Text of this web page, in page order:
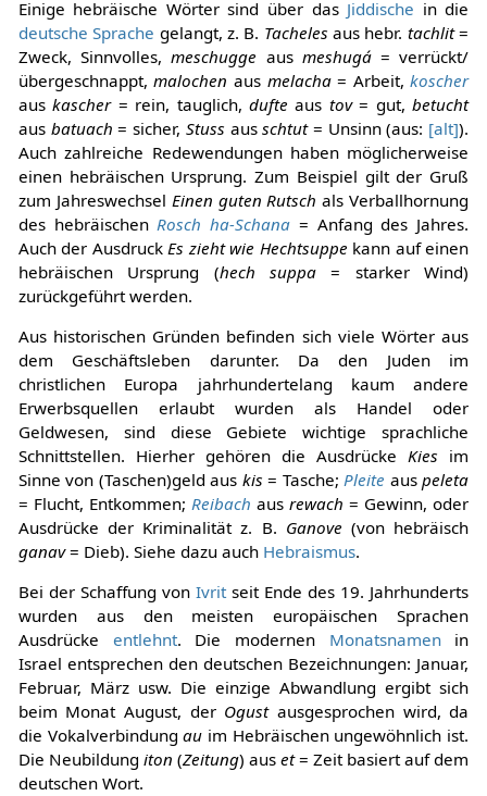
Einige hebräische Wörter sind über das Jiddische in die
deutsche Sprache gelangt, z. B. Tacheles aus hebr. tachlit=
Zweck, Sinnvolles,meschugge aus meshugá= verrückt/
übergeschnappt,malochen aus melacha= Arbeit,koscher
auskascher= rein, tauglich,dufte aus tov= gut,betucht
aus batuach = sicher, Stuss ausschtut= Unsinn (aus: [alt]).
Auch zahlreiche Redewendungen haben möglicherweise
einen hebräischen Ursprung. Zum Beispiel gilt der Gruß
zum Jahreswechsel Einen guten Rutsch als Verballhornung
des hebräischen Rosch ha-Schana = Anfang des Jahres.
Auch der Ausdruck Es zieht wie Hechtsuppe kann auf einen
hebräischen Ursprung (hech suppa = starker Wind)
zurückgeführt werden.
Aus historischen Gründen befinden sich viele Wörter aus
dem Geschäftsleben darunter. Da den Juden im
christlichen Europa jahrhundertelang kaum andere
Erwerbsquellen erlaubt wurden als Handel oder
Geldwesen, sind diese Gebiete wichtige sprachliche
Schnittstellen. Hierher gehören die Ausdrücke Kies im
Sinne von (Taschen)geld aus kis = Tasche; Pleite auspeleta
= Flucht, Entkommen; Reibach ausrewach = Gewinn, oder
Ausdrücke der Kriminalität z. B. Ganove (von hebräisch
ganav= Dieb). Siehe dazu auch Hebraismus.
Bei der Schaffung von Ivritseit Ende des 19. Jahrhunderts
wurden aus den meisten europäischen Sprachen
Ausdrücke entlehnt. Die modernen Monatsnamenin
Israel entsprechen den deutschen Bezeichnungen: Januar,
Februar, März usw. Die einzige Abwandlung ergibt sich
beim Monat August, der Ogustausgesprochen wird, da
die Vokalverbindungau im Hebräischen ungewöhnlich ist.
Die Neubildung iton (Zeitung) auset= Zeit basiert auf dem
deutschen Wort.